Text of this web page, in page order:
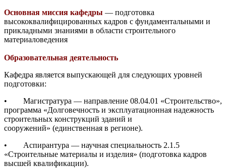
Основная миссия кафедры — подготовка
высококвалифицированных кадров с фундаментальными и
прикладными знаниями в области строительного
материаловедения
Образовательная деятельность
Кафедра является выпускающей для следующих уровней
подготовки:
• Магистратура — направление 08.04.01 «Строительство»,
программа «Долговечность и эксплуатационная надежность
строительных конструкций зданий и
сооружений» (единственная в регионе).
• Аспирантура — научная специальность 2.1.5
«Строительные материалы и изделия» (подготовка кадров
высшей квалификации).